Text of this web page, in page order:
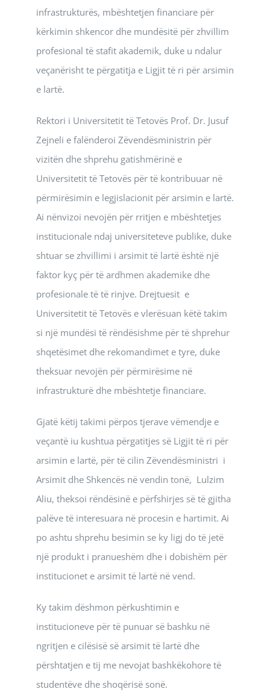
infrastrukturës, mbështetjen financiare për
kërkimin shkencor dhe mundësitë për zhvillim
profesional të stafit akademik, duke u ndalur
veçanërisht te përgatitja e Ligjit të ri për arsimin
e lartë.
Rektori i Universitetit të Tetovës Prof. Dr. Jusuf
Zejneli e falënderoi Zëvendësministrin për
vizitën dhe shprehu gatishmërinë e
Universitetit të Tetovës për të kontribuuar në
përmirësimin e legjislacionit për arsimin e lartë.
Ai nënvizoi nevojën për rritjen e mbështetjes
institucionale ndaj universiteteve publike, duke
shtuar se zhvillimi i arsimit të lartë është një
faktor kyç për të ardhmen akademike dhe
profesionale të të rinjve. Drejtuesit e
Universitetit të Tetovës e vlerësuan këtë takim
si një mundësi të rëndësishme për të shprehur
shqetësimet dhe rekomandimet e tyre, duke
theksuar nevojën për përmirësime në
infrastrukturë dhe mbështetje financiare.
Gjatë këtij takimi përpos tjerave vëmendje e
veçantë iu kushtua përgatitjes së Ligjit të ri për
arsimin e lartë, për të cilin Zëvendësministri i
Arsimit dhe Shkencës në vendin tonë, Lulzim
Aliu, theksoi rëndësinë e përfshirjes së të gjitha
palëve të interesuara në procesin e hartimit. Ai
po ashtu shprehu besimin se ky ligj do të jetë
një produkt i pranueshëm dhe i dobishëm për
institucionet e arsimit të lartë në vend.
Ky takim dëshmon përkushtimin e
institucioneve për të punuar së bashku në
ngritjen e cilësisë së arsimit të lartë dhe
përshtatjen e tij me nevojat bashkëkohore të
studentëve dhe shoqërisë sonë.